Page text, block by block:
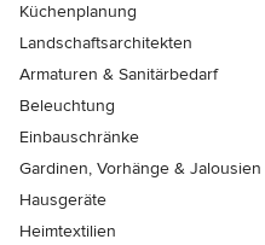
Küchenplanung
Landschaftsarchitekten
Armaturen & Sanitärbedarf
Beleuchtung
Einbauschränke
Gardinen, Vorhänge & Jalousien
Hausgeräte
Heimtextilien